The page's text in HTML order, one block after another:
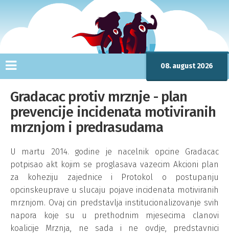
08. august 2026
Gradacac protiv mrznje - plan
prevencije incidenata motiviranih
mrznjom i predrasudama
U martu 2014. godine je nacelnik opcine Gradacac
potpisao akt kojim se proglasava vazecim Akcioni plan
za koheziju zajednice i Protokol o postupanju
opcinskeuprave u slucaju pojave incidenata motiviranih
mrznjom. Ovaj cin predstavlja institucionalizovanje svih
napora koje su u prethodnim mjesecima clanovi
koalicije Mrznja, ne sada i ne ovdje, predstavnici